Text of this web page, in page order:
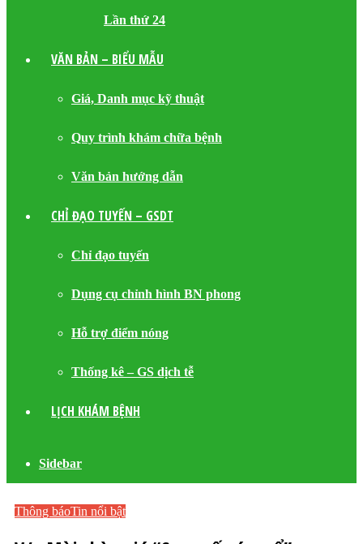
Lần thứ 24
VĂN BẢN – BIỂU MẪU
Giá, Danh mục kỹ thuật
Quy trình khám chữa bệnh
Văn bản hướng dẫn
CHỈ ĐẠO TUYẾN – GSDT
Chỉ đạo tuyến
Dụng cụ chỉnh hình BN phong
Hỗ trợ điểm nóng
Thống kê – GS dịch tễ
LỊCH KHÁM BỆNH
Sidebar
Thông báoTin nổi bật